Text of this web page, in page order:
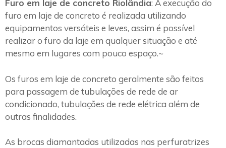
Furo em laje de concreto Riolândia: A execução do
furo em laje de concreto é realizada utilizando
equipamentos versáteis e leves, assim é possível
realizar o furo da laje em qualquer situação e até
mesmo em lugares com pouco espaço.~
Os furos em laje de concreto geralmente são feitos
para passagem de tubulações de rede de ar
condicionado, tubulações de rede elétrica além de
outras finalidades.
As brocas diamantadas utilizadas nas perfuratrizes